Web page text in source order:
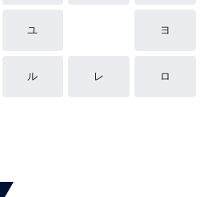
ユ ヨ
ル レ ロ